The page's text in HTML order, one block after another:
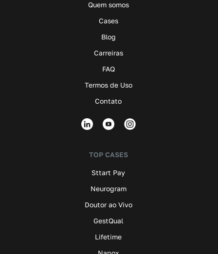
Quem somos
Cases
Blog
Carreiras
FAQ
Termos de Uso
Contato
TOP CASES
Sttart Pay
Neurogram
Doutor ao Vivo
GestQual
Lifetime